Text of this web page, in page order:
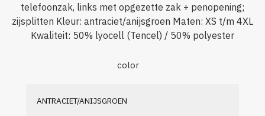
telefoonzak, links met opgezette zak + penopening;
zijsplitten Kleur: antraciet/anijsgroen Maten: XS t/m 4XL
Kwaliteit: 50% lyocell (Tencel) / 50% polyester
color